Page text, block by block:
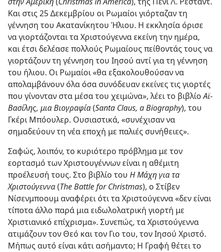
Και στις 25 Δεκεμβρίου οι Ρωμαίοι γιόρταζαν τη
γέννηση του Ακατανίκητου Ήλιου. Η εκκλησία όρισε
να γιορτάζονται τα Χριστούγεννα εκείνη την ημέρα,
και έτσι δελέασε πολλούς Ρωμαίους πείθοντάς τους να
γιορτάζουν τη γέννηση του Ιησού αντί για τη γέννηση
του ήλιου. Οι Ρωμαίοι «θα εξακολουθούσαν να
απολαμβάνουν όλα όσα συνόδευαν εκείνες τις γιορτές
που γίνονταν στα μέσα του χειμώνα», λέει το βιβλίοΑϊ-
Βασίλης, μια Βιογραφία(Santa Claus, a Biography), του
Γκέρι Μπόουλερ. Ουσιαστικά, «συνέχισαν να
σημαδεύουν τη νέα εποχή με παλιές συνήθειες».
Σαφώς, λοιπόν, το κυριότερο πρόβλημα με τον
εορτασμό των Χριστουγέννων είναι η αθέμιτη
προέλευσή τους. Στο βιβλίο του Η Μάχη για τα
Χριστούγεννα(The Battle for Christmas), o Στίβεν
Νίσενμποουμ αναφέρει ότι τα Χριστούγεννα «δεν είναι
τίποτα άλλο παρά μια ειδωλολατρική γιορτή με
Χριστιανικό επίχρισμα». Συνεπώς, τα Χριστούγεννα
ατιμάζουν τον Θεό και τον Γιο του, τον Ιησού Χριστό.
Μήπως αυτό είναι κάτι ασήμαντο; Η Γραφή θέτει το